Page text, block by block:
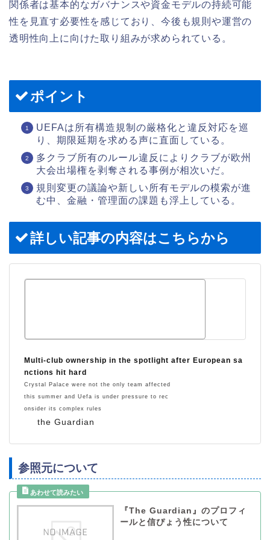
関係者は基本的なガバナンスや資金モデルの持続可能
性を見直す必要性を感じており、今後も規則や運営の
透明性向上に向けた取り組みが求められている。
ポイント
UEFAは所有構造規制の厳格化と違反対応を巡
り、期限延期を求める声に直面している。
多クラブ所有のルール違反によりクラブが欧州
大会出場権を剥奪される事例が相次いだ。
規則変更の議論や新しい所有モデルの模索が進
む中、金融・管理面の課題も浮上している。
詳しい記事の内容はこちらから
the Guardian
Multi-club ownership in the spotlight after European sa
nctions hit hard
Crystal Palace were not the only team affected
this summer and Uefa is under pressure to rec
onsider its complex rules
参照元について
『The Guardian』のプロフィ
ールと信ぴょう性について